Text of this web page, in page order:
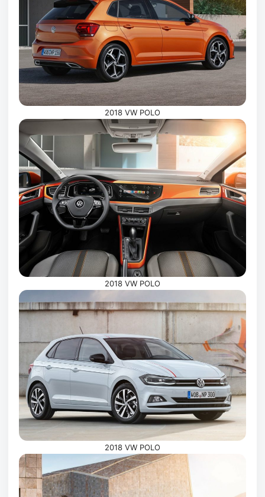
2018 VW POLO
2018 VW POLO
2018 VW POLO